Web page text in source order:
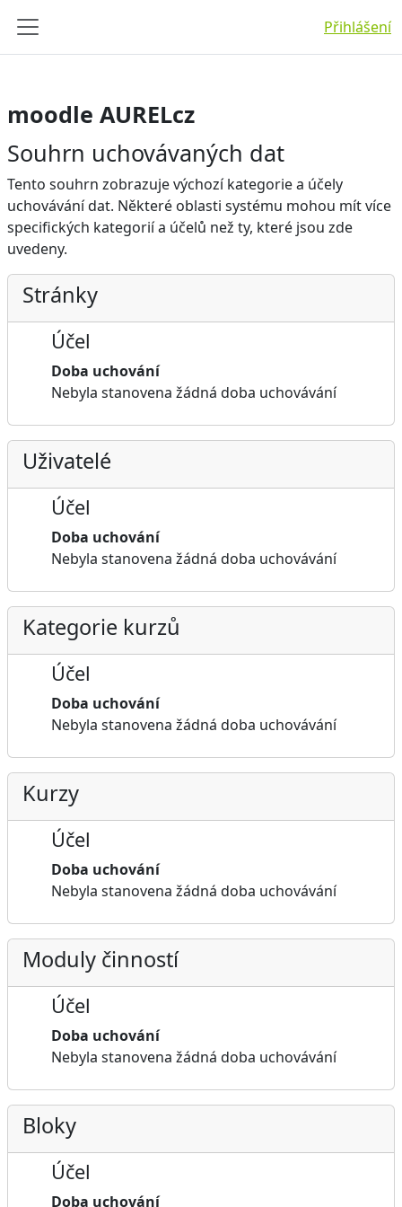
Boční panel
Přihlášení
moodle AURELcz
Souhrn uchovávaných dat
Tento souhrn zobrazuje výchozí kategorie a účely
uchovávání dat. Některé oblasti systému mohou mít více
specifických kategorií a účelů než ty, které jsou zde
uvedeny.
Stránky
Účel
Doba uchování
Nebyla stanovena žádná doba uchovávání
Uživatelé
Účel
Doba uchování
Nebyla stanovena žádná doba uchovávání
Kategorie kurzů
Účel
Doba uchování
Nebyla stanovena žádná doba uchovávání
Kurzy
Účel
Doba uchování
Nebyla stanovena žádná doba uchovávání
Moduly činností
Účel
Doba uchování
Nebyla stanovena žádná doba uchovávání
Bloky
Účel
Doba uchování